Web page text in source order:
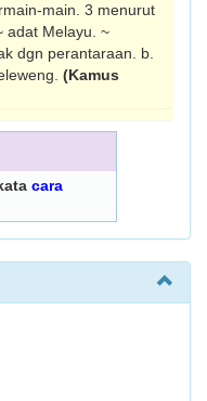
main. 3 menurut
adat Melayu. ~
dgn perantara­an. b.
(Kamus
cara